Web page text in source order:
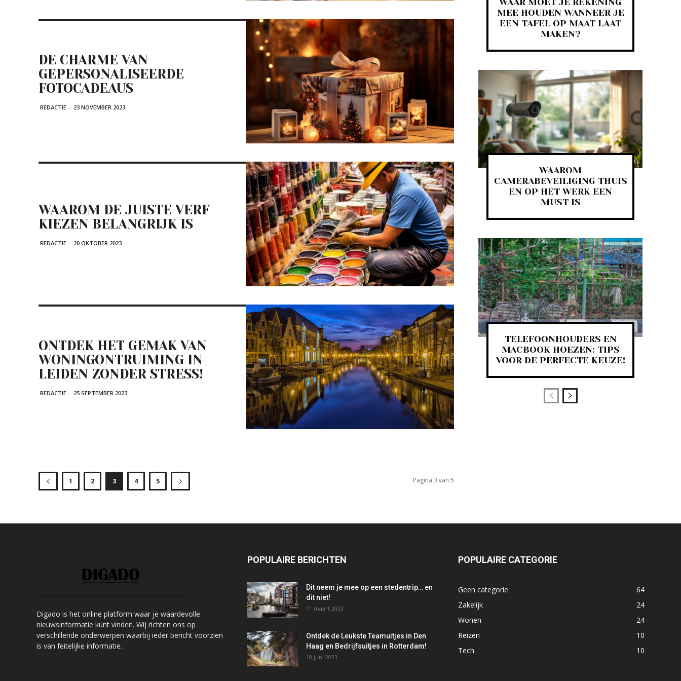
DE CHARME VAN
GEPERSONALISEERDE
FOTOCADEAUS
REDACTIE - 23 NOVEMBER 2023
WAAROM DE JUISTE VERF
KIEZEN BELANGRIJK IS
REDACTIE - 20 OKTOBER 2023
ONTDEK HET GEMAK VAN
WONINGONTRUIMING IN
LEIDEN ZONDER STRESS!
REDACTIE - 25 SEPTEMBER 2023
1 2 3 4 5 Pagina 3 van 5
MEE HOUDEN WANNEER JE
EEN TAFEL OP MAAT LAAT
MAKEN?
WAAROM
CAMERABEVEILIGING THUIS
EN OP HET WERK EEN
MUST IS
TELEFOONHOUDERS EN
MACBOOK HOEZEN: TIPS
VOOR DE PERFECTE KEUZE!
Digado is het online platform waar je waardevolle
nieuwsinformatie kunt vinden. Wij richten ons op
verschillende onderwerpen waarbij ieder bericht voorzien
is van feitelijke informatie.
POPULAIRE BERICHTEN
Dit neem je mee op een stedentrip… en
dit niet!
11 maart 2023
Ontdek de Leukste Teamuitjes in Den
Haag en Bedrijfsuitjes in Rotterdam!
10 juni 2023
POPULAIRE CATEGORIE
Geen categorie
64
Zakelijk
24
Wonen
24
Reizen
10
Tech
10